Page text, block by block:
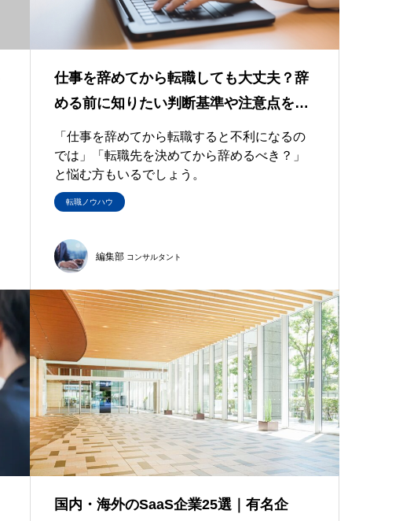
仕事を辞めてから転職しても大丈夫？辞
める前に知りたい判断基準や注意点を…
「仕事を辞めてから転職すると不利になるの
では」「転職先を決めてから辞めるべき？」
と悩む方もいるでしょう。
転職ノウハウ
編集部 コンサルタント
国内・海外のSaaS企業25選｜有名企